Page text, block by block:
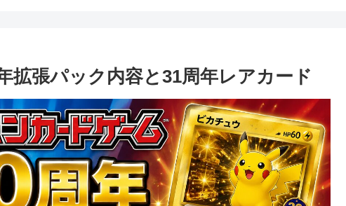
拡張パック内容と31周年レアカード